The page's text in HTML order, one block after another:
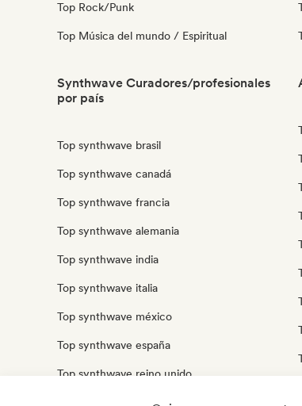
Top Rock/Punk
Top Música del mundo / Espiritual
Synthwave Curadores/profesionales
por país
Top synthwave brasil
Top synthwave canadá
Top synthwave francia
Top synthwave alemania
Top synthwave india
Top synthwave italia
Top synthwave méxico
Top synthwave españa
Top synthwave reino unido
Top synthwave estados unidos